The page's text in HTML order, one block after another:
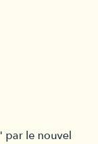
par le nouvel